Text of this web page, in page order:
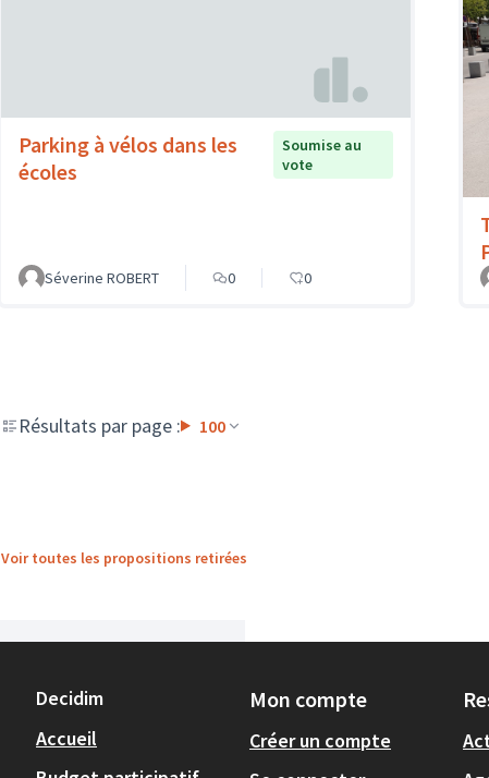
Parking à vélos dans les
écoles
Soumise au
vote
Séverine ROBERT 0 0
Résultats par page : 100
Voir toutes les propositions retirées
Decidim
Accueil
Mon compte
Créer un compte